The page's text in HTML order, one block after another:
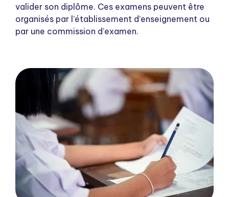
valider son diplôme. Ces examens peuvent être
organisés par l’établissement d’enseignement ou
par une commission d’examen.